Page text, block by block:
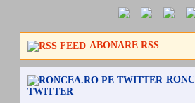
ABONARE RSS
TWITTER